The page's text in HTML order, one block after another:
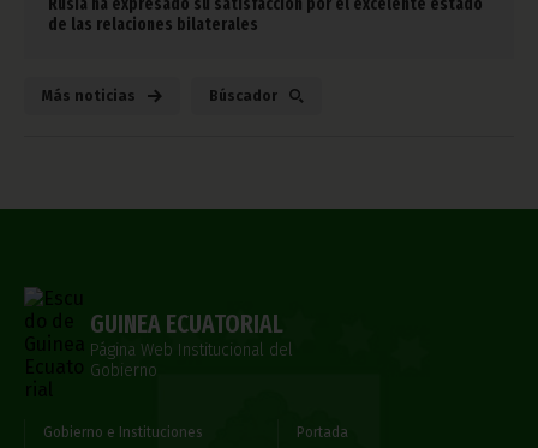
Rusia ha expresado su satisfacción por el excelente estado
de las relaciones bilaterales
Más noticias Búscador
GUINEA ECUATORIAL
Página Web Institucional del
Gobierno
Gobierno e Instituciones
Portada